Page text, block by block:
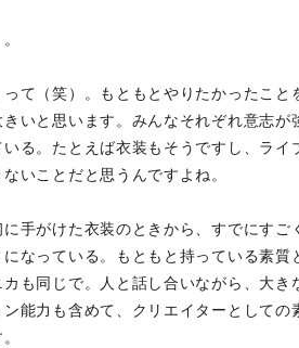
て（笑）。もともとやりたかったこと
いと思います。みんなそれぞれ意志が
る。たとえば衣装もそうですし、ライ
いことだと思うんですよね。
手がけた衣装のときから、すでにすご
なっている。もともと持っている素質
も同じで。人と話し合いながら、大き
能力も含めて、クリエイターとしての